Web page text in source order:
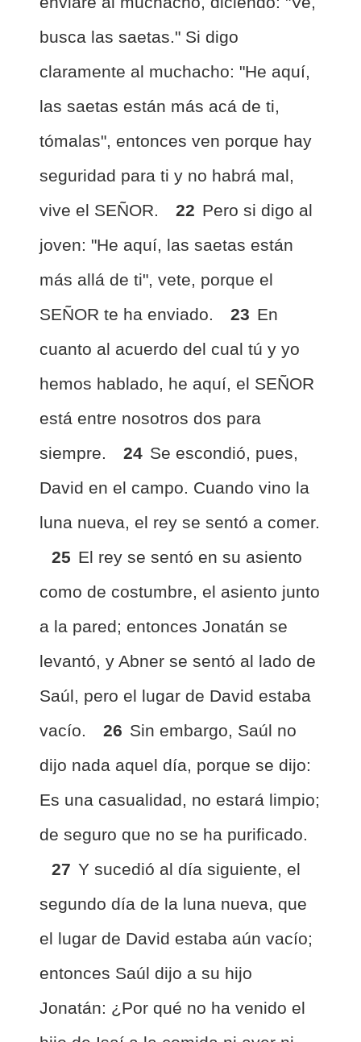
busca las saetas." Si digo
claramente al muchacho: "He aquí,
las saetas están más acá de ti,
tómalas", entonces ven porque hay
seguridad para ti y no habrá mal,
vive el SEÑOR.
22 Pero si digo al
joven: "He aquí, las saetas están
más allá de ti", vete, porque el
SEÑOR te ha enviado.
23 En
cuanto al acuerdo del cual tú y yo
hemos hablado, he aquí, el SEÑOR
está entre nosotros dos para
siempre.
24 Se escondió, pues,
David en el campo. Cuando vino la
luna nueva, el rey se sentó a comer.
25 El rey se sentó en su asiento
como de costumbre, el asiento junto
a la pared; entonces Jonatán se
levantó, y Abner se sentó al lado de
Saúl, pero el lugar de David estaba
vacío.
26 Sin embargo, Saúl no
dijo nada aquel día, porque se dijo:
Es una casualidad, no estará limpio;
de seguro que no se ha purificado.
27 Y sucedió al día siguiente, el
segundo día de la luna nueva, que
el lugar de David estaba aún vacío;
entonces Saúl dijo a su hijo
Jonatán: ¿Por qué no ha venido el